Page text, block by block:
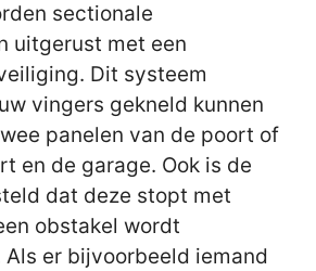
sectionale
uitgerust met een
Dit systeem
vingers gekneld kunnen
panelen van de poort of
en de garage. Ook is de
dat deze stopt met
obstakel wordt
er bijvoorbeeld iemand